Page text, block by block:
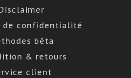
de confidentialité
bêta
& retours
client